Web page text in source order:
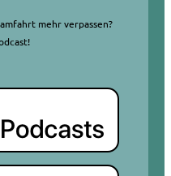
mehr verpassen?